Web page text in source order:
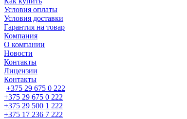
Условия оплаты
Условия доставки
Гарантия на товар
Компания
О компании
Новости
Контакты
Лицензии
Контакты
+375 29 675 0 222
+375 29 675 0 222
+375 29 500 1 222
+375 17 236 7 222